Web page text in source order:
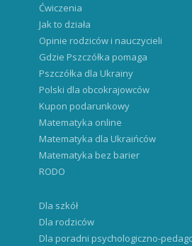
Ćwiczenia
Jak to działa
Opinie rodziców i nauczycieli
Gdzie Pszczółka pomaga
Pszczółka dla Ukrainy
Polski dla obcokrajowców
Kupon podarunkowy
Matematyka online
Matematyka dla Ukraińców
Matematyka bez barier
RODO
Dla szkół
Dla rodziców
Dla poradni psychologiczno-